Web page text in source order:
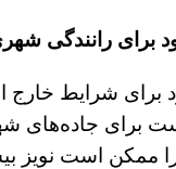
برای رانندگی
برای شرایط خارج
برای جاده‌های
ممکن است نویز